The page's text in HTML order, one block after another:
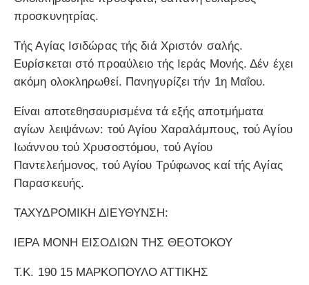
προσκυνητρίας.
Τής Αγίας Ισιδώρας τής διά Χριστόν σαλής.
Ευρίσκεται στό προαύλειο τής Ιεράς Μονής. Δέν έχει
ακόμη ολοκληρωθεί. Πανηγυρίζει τήν 1η Μαΐου.
Είναι αποτεθησαυρισμένα τά εξής αποτμήματα
αγίων λειψάνων: τού Αγίου Χαραλάμπους, τού Αγίου
Ιωάννου τού Χρυσοστόμου, τού Αγίου
Παντελεήμονος, τού Αγίου Τρύφωνος καί τής Αγίας
Παρασκευής.
ΤΑΧΥΔΡΟΜΙΚΗ ΔΙΕΥΘΥΝΣΗ:
ΙΕΡΑ ΜΟΝΗ ΕΙΣΟΔΙΩΝ ΤΗΣ ΘΕΟΤΟΚΟΥ
Τ.Κ. 190 15 ΜΑΡΚΟΠΟΥΛΟ ΑΤΤΙΚΗΣ